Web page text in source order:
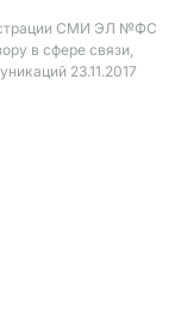
СМИ ЭЛ №ФС
в сфере связи,
23.11.2017